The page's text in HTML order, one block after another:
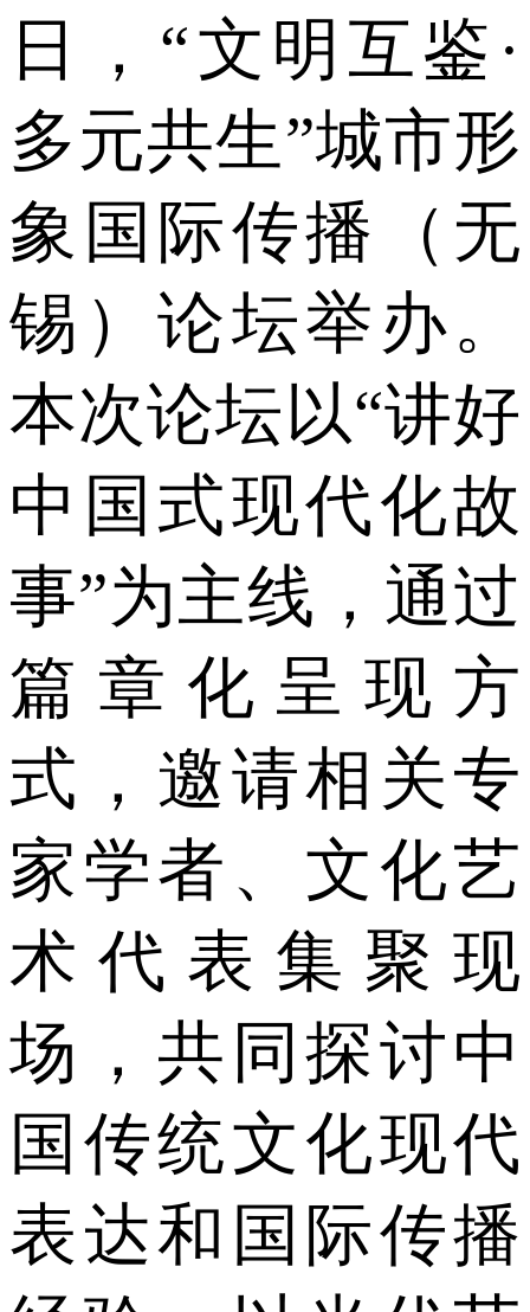
日，“文明互鉴·
多元共生”城市形
象国际传播（无
锡）论坛举办。
本次论坛以“讲好
中国式现代化故
事”为主线，通过
篇章化呈现方
式，邀请相关专
家学者、文化艺
术代表集聚现
场，共同探讨中
国传统文化现代
表达和国际传播